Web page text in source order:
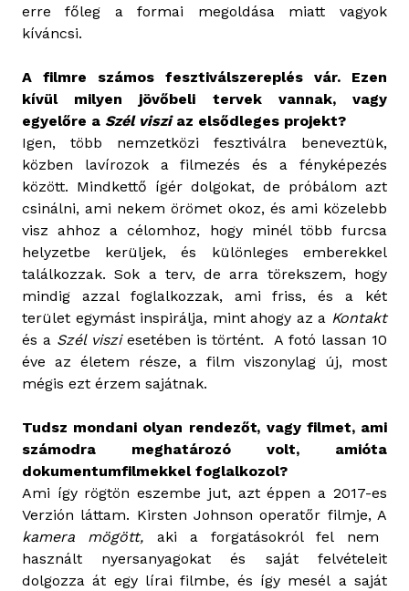
erre főleg a formai megoldása miatt vagyok
kíváncsi.
A filmre számos fesztiválszereplés vár. Ezen
kívül milyen jövőbeli tervek vannak, vagy
egyelőre a Szél viszi az elsődleges projekt?
Igen, több nemzetközi fesztiválra beneveztük,
közben lavírozok a filmezés és a fényképezés
között. Mindkettő ígér dolgokat, de próbálom azt
csinálni, ami nekem örömet okoz, és ami közelebb
visz ahhoz a célomhoz, hogy minél több furcsa
helyzetbe kerüljek, és különleges emberekkel
találkozzak. Sok a terv, de arra törekszem, hogy
mindig azzal foglalkozzak, ami friss, és a két
terület egymást inspirálja, mint ahogy az a Kontakt
és a Szél visziesetében is történt. A fotó lassan 10
éve az életem része, a film viszonylag új, most
mégis ezt érzem sajátnak.
Tudsz mondani olyan rendezőt, vagy filmet, ami
számodra meghatározó volt, amióta
dokumentumfilmekkel foglalkozol?
Ami így rögtön eszembe jut, azt éppen a 2017-es
Verzión láttam. Kirsten Johnson operatőr filmje, A
kamera mögött, aki a forgatásokról fel nem
használt nyersanyagokat és saját felvételeit
dolgozza át egy lírai filmbe, és így mesél a saját